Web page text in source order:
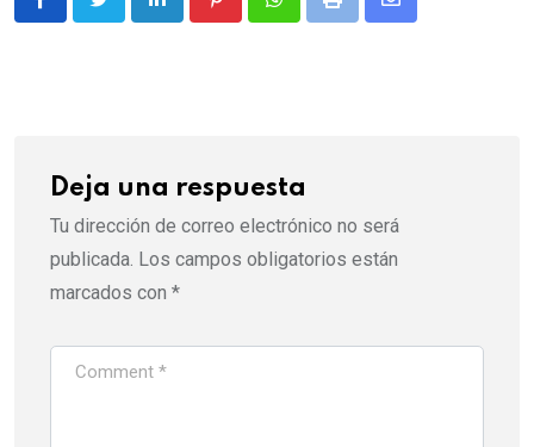
LinkedIn PinterestWhatsappPrint
Share
Deja una respuesta
Tu dirección de correo electrónico no será
publicada. Los campos obligatorios están
marcados con *